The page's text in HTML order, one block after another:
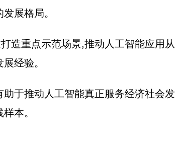
展格局。
造重点示范场景,推动人工智能应用从
经验。
于推动人工智能真正服务经济社会发
本。